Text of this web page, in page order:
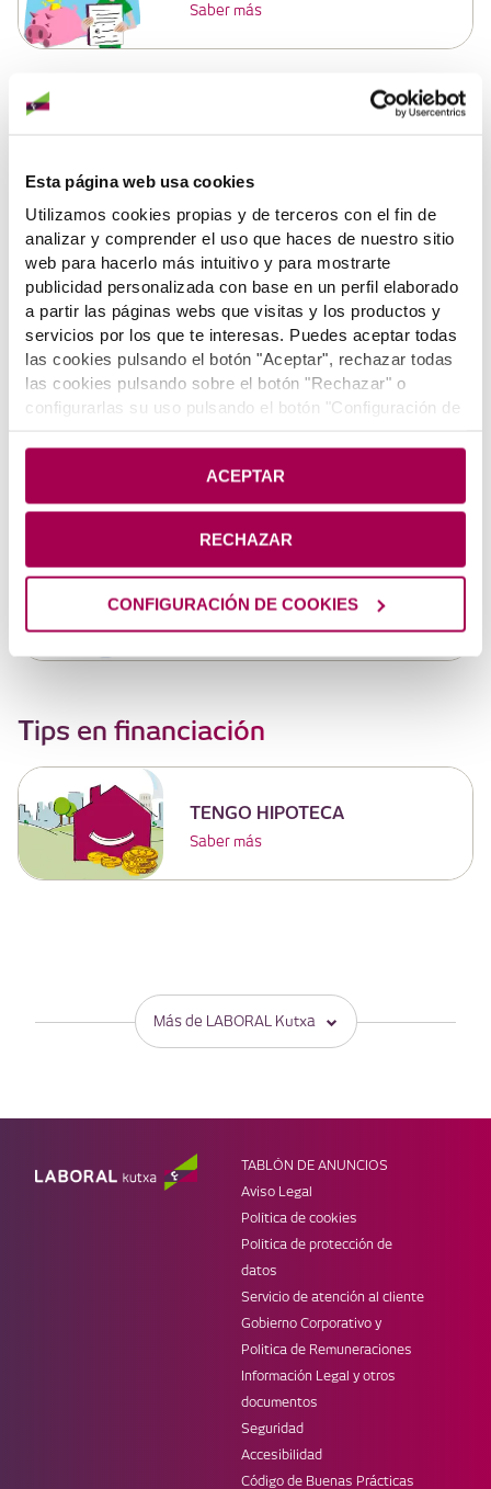
Esta página web usa cookies
Utilizamos cookies propias y de terceros con el fin de
analizar y comprender el uso que haces de nuestro sitio
web para hacerlo más intuitivo y para mostrarte
publicidad personalizada con base en un perfil elaborado
a partir las páginas webs que visitas y los productos y
servicios por los que te interesas. Puedes aceptar todas
las cookies pulsando el botón "Aceptar", rechazar todas
las cookies pulsando sobre el botón "Rechazar" o
configurarlas su uso pulsando el botón "Configuración de
de Cookies
ACEPTAR
CONFIGURACIÓN DE COOKIES
RECHAZAR
Saber más
Tips para viajar
VIAJAR
Saber más
Tips en tarjetas y formas de pago
Saber más
¿COMPRAS POR NECESIDAD
O IMPULSO?
Tips en financiación
TENGO HIPOTECA
Saber más
Más de LABORAL Kutxa
Ahorro e inversión
Seguros
Empresas
Jóvenes
WEBS DE LK
Web corporativa
Prensa
Trabaja en LABORAL Kutxa
TABLÓN DE ANUNCIOS
Aviso Legal
Política de cookies
Política de protección de
datos
Servicio de atención al cliente
Gobierno Corporativo y
Politica de Remuneraciones
Información Legal y otros
documentos
Seguridad
Accesibilidad
Código de Buenas Prácticas